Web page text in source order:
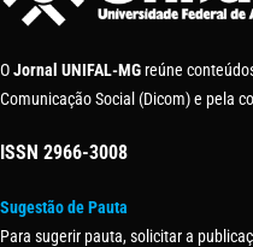
OJornal UNIFAL-MG reúne
Comunicação Social (Dicom) e pela
ISSN 2966-3008
Sugestão de Pauta
Para sugerir pauta, solicitar a